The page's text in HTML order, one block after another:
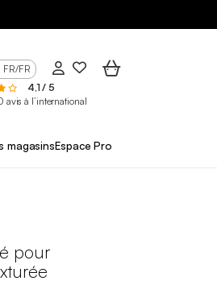
FR/FR
4,1 / 5
à l’international
magasinsEspace Pro
pour